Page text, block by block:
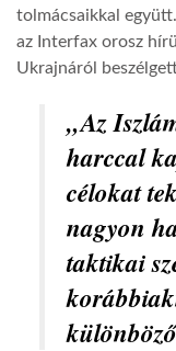
DOBRAVERO.HU
LATIMO.HU
GLOBOBOOK
tolmácsaikkal
az Interfax orosz
Ukrajnáról
„Az
harccal
célokat
nagyon
taktikai